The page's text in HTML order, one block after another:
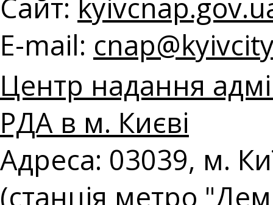
Сайт:
E-mail: с
Центр надання
РДА в м. Києві
Адреса: 03039, м.
(станція метро